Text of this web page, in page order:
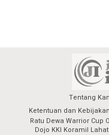
Tentang
Ketentuan dan
Ratu Dewa Warrior Cup
Dojo KKI Koramil